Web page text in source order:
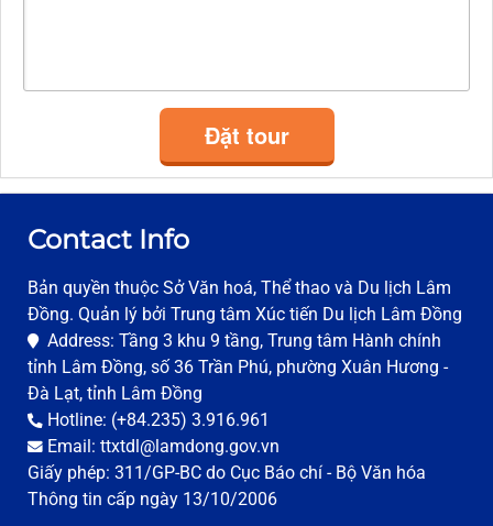
Đặt tour
Contact Info
Bản quyền thuộc Sở Văn hoá, Thể thao và Du lịch Lâm
Đồng. Quản lý bởi Trung tâm Xúc tiến Du lịch Lâm Đồng
Address: Tầng 3 khu 9 tầng, Trung tâm Hành chính
tỉnh Lâm Đồng, số 36 Trần Phú, phường Xuân Hương -
Đà Lạt, tỉnh Lâm Đồng
Hotline: (+84.235) 3.916.961
Email: ttxtdl@lamdong.gov.vn
Giấy phép: 311/GP-BC do Cục Báo chí - Bộ Văn hóa
Thông tin cấp ngày 13/10/2006